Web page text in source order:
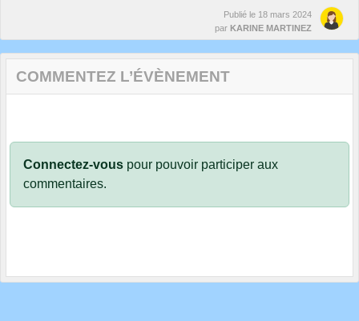
Publié le 18 mars 2024
par KARINE MARTINEZ
COMMENTEZ L’ÉVÈNEMENT
Connectez-vous pour pouvoir participer aux
commentaires.